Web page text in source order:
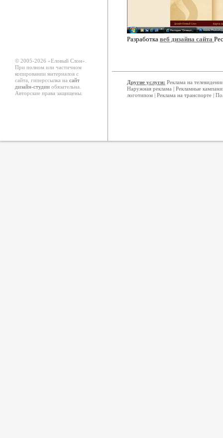
Разработка веб дизайна сайта
© 2005-2026 «Еловый Cлон».
При полном или частичном
копировании материалов с
сайта, гиперссылка на сайт
дизайн-студии обязательна.
Авторские права защищены.
Другие услуги: Реклама на
Наружная реклама | Рекламные
логотипом | Реклама на транспорте |